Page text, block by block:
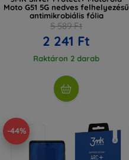
Moto G51 5G nedves felhelyezésű
antimikrobiális fólia
5 589 Ft
2 241 Ft
Raktáron 2 darab
-44%